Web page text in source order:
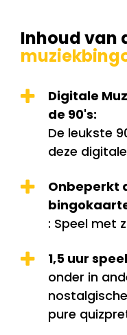
Inhoud van
Digitale
de 90's:
De leukste
deze
Onbeperkt
: Speel met
1,5 uur
onder in
pure